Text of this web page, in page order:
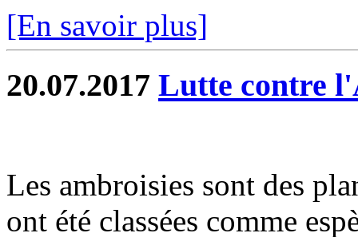
[En savoir plus]
20.07.2017 Lutte contre
Les ambroisies sont des
ont été classées comme